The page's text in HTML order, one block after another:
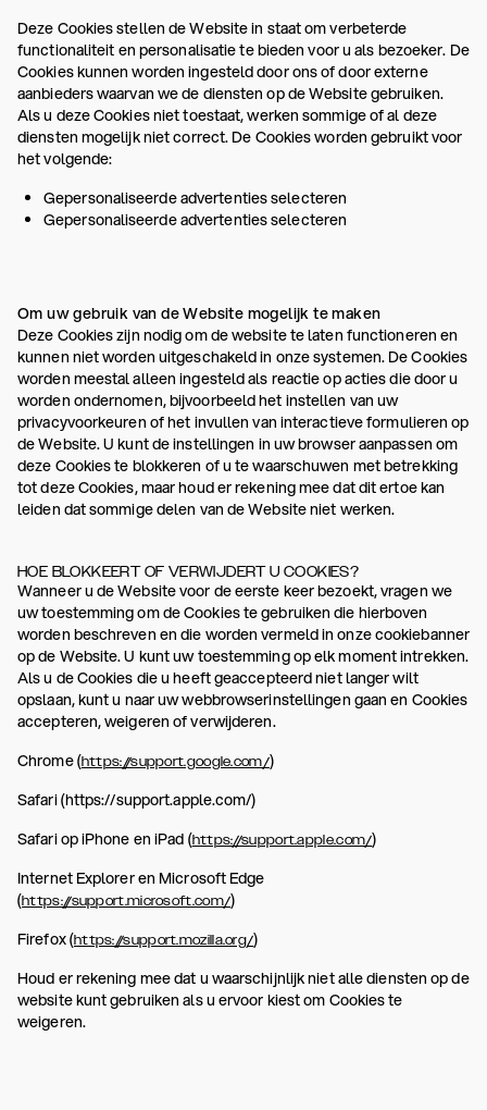
Deze Cookies stellen de Website in staat om verbeterde
functionaliteit en personalisatie te bieden voor u als bezoeker. De
Cookies kunnen worden ingesteld door ons of door externe
aanbieders waarvan we de diensten op de Website gebruiken.
Als u deze Cookies niet toestaat, werken sommige of al deze
diensten mogelijk niet correct. De Cookies worden gebruikt voor
het volgende:
Gepersonaliseerde advertenties selecteren
Gepersonaliseerde advertenties selecteren
Om uw gebruik van de Website mogelijk te maken
Deze Cookies zijn nodig om de website te laten functioneren en
kunnen niet worden uitgeschakeld in onze systemen. De Cookies
worden meestal alleen ingesteld als reactie op acties die door u
worden ondernomen, bijvoorbeeld het instellen van uw
privacyvoorkeuren of het invullen van interactieve formulieren op
de Website. U kunt de instellingen in uw browser aanpassen om
deze Cookies te blokkeren of u te waarschuwen met betrekking
tot deze Cookies, maar houd er rekening mee dat dit ertoe kan
leiden dat sommige delen van de Website niet werken.
HOE BLOKKEERT OF VERWIJDERT U COOKIES?
Wanneer u de Website voor de eerste keer bezoekt, vragen we
uw toestemming om de Cookies te gebruiken die hierboven
worden beschreven en die worden vermeld in onze cookiebanner
op de Website. U kunt uw toestemming op elk moment intrekken.
Als u de Cookies die u heeft geaccepteerd niet langer wilt
opslaan, kunt u naar uw webbrowserinstellingen gaan en Cookies
accepteren, weigeren of verwijderen.
Chrome (https://support.google.com/)
Safari (https://support.apple.com/)
Safari op iPhone en iPad (https://support.apple.com/)
Internet Explorer en Microsoft Edge
(https://support.microsoft.com/)
Firefox (https://support.mozilla.org/)
Houd er rekening mee dat u waarschijnlijk niet alle diensten op de
website kunt gebruiken als u ervoor kiest om Cookies te
weigeren.